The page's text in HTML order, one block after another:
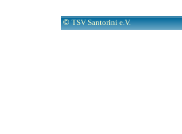
©TSV Santorini e.V.